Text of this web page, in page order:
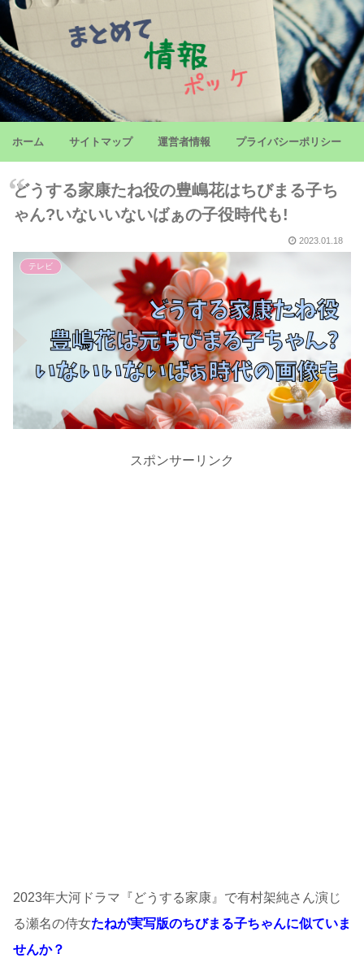
ホーム サイトマップ 運営者情報 プライバシーポリシー
どうする家康たね役の豊嶋花はちびまる子ち
ゃん?いないいないばぁの子役時代も!
2023.01.18
テレビ
スポンサーリンク
2023年大河ドラマ『どうする家康』で有村架純さん演じ
る瀬名の侍女たねが実写版のちびまる子ちゃんに似ていま
せんか？